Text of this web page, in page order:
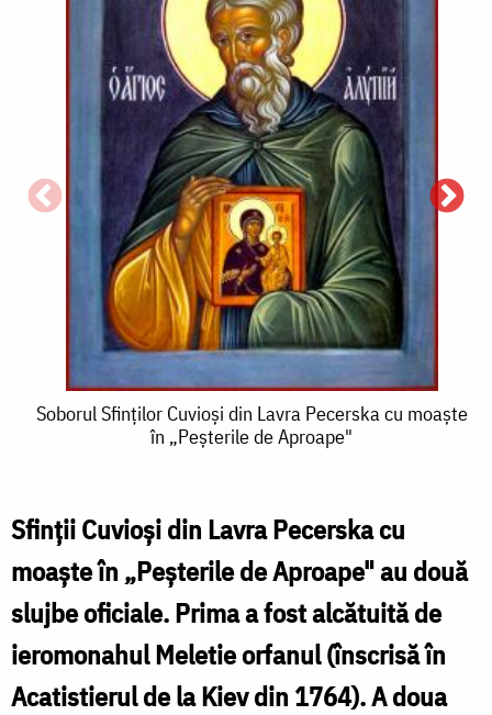
Soborul
din
Lavra
Pecerska
moaște
Soborul Sfinților Cuvioși din Lavra Pecerska cu moaște
în „Peșterile de Aproape"
Sfinții Cuvioși din Lavra Pecerska cu
moaște în „Peșterile de Aproape" au două
slujbe oficiale. Prima a fost alcătuită de
ieromonahul Meletie orfanul (înscrisă în
Acatistierul de la Kiev din 1764). A doua